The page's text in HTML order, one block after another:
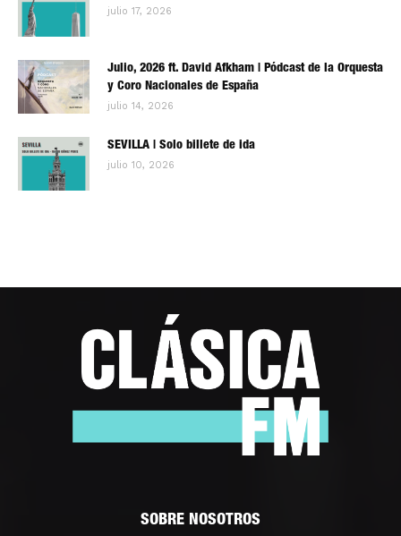
julio 17, 2026
Julio, 2026 ft. David Afkham | Pódcast de la Orquesta
y Coro Nacionales de España
julio 14, 2026
SEVILLA | Solo billete de ida
julio 10, 2026
SOBRE NOSOTROS